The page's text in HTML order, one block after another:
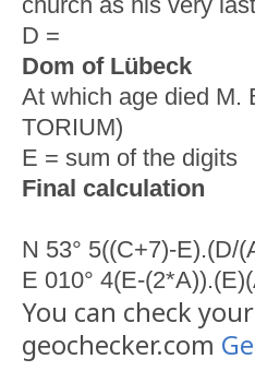
D =
Dom of Lübeck
At which age died M.
TORIUM)
E = sum of the digits
Final calculation
N 53° 5((C+7)-E).(D/
E 010° 4(E-
You can check
geochecker.com